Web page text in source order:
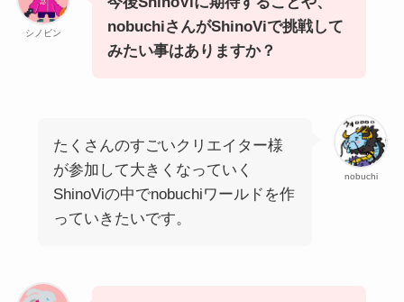
シノビン
nobuchiさんがShinoViで挑戦して
みたい事はありますか？
nobuchi
たくさんのすごいクリエイター様
が参加して大きくなっていく
ShinoViの中でnobuchiワールドを作
っていきたいです。